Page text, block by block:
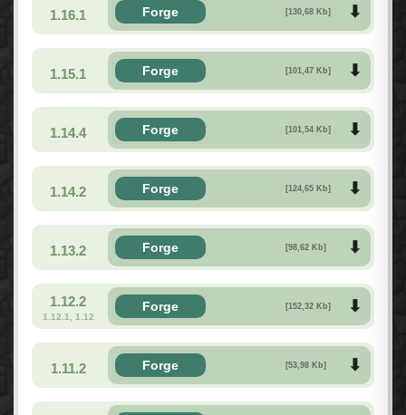
1.16.1 Forge [130,68 Kb]
1.15.1 Forge [101,47 Kb]
1.14.4 Forge [101,54 Kb]
1.14.2 Forge [124,65 Kb]
1.13.2 Forge [98,62 Kb]
1.12.2
1.12.1, 1.12
Forge [152,32 Kb]
1.11.2 Forge [53,98 Kb]